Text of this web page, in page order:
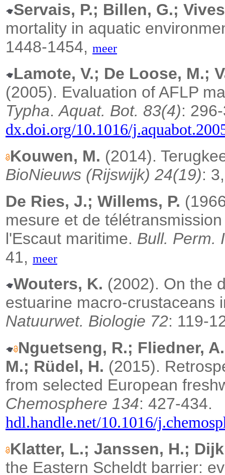
Servais, P.; Billen, G.;
mortality in aquatic
1448-1454, meer
Lamote, V.; De Loose, M.;
(2005). Evaluation of AFLP
Typha.Aquat. Bot. 83(4):
dx.doi.org/10.1016/
Kouwen, M. (2014).
BioNieuws (Rijswijk) 24(19):
De Ries, J.; Willems, P.
mesure et de
l'Escaut maritime. Bull. Perm.
41, meer
Wouters, K. (2002). On the
estuarine macro-crustaceans
Natuurwet. Biologie 72: 119-
Nguetseng, R.; Fliedner,
M.; Rüdel, H. (2015).
from selected European
Chemosphere 134: 427-434.
hdl.handle.net/10.1016/
Klatter, L.; Janssen, H.;
the Eastern Scheldt barrier: